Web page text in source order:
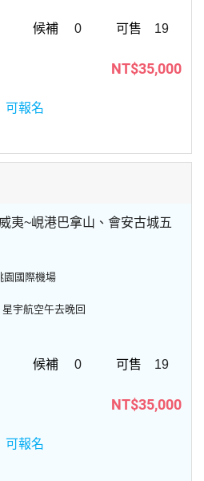
0 19
NT$35,000
可報名
夷~峴港巴拿山、會安古城五
園國際機場
星宇航空午去晚回
0 19
NT$35,000
可報名